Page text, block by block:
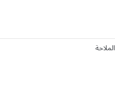
الملاحة